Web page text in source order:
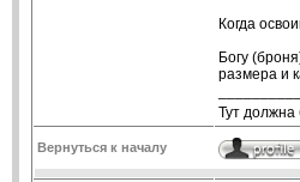
Когда
Богу
размера и
Тут должна
Вернуться к началу